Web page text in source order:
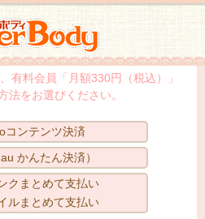
有料会員「月額330円（税込）」
法をお選びください。
コンテンツ決済
かんたん決済）
クまとめて支払い
ルまとめて支払い